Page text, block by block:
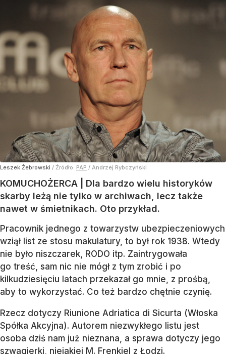
Leszek Żebrowski / Źródło: PAP / Andrzej Rybczyński
KOMUCHOŻERCA | Dla bardzo wielu historyków
skarby leżą nie tylko w archiwach, lecz także
nawet w śmietnikach. Oto przykład.
Pracownik jednego z towarzystw ubezpieczeniowych
wziął list ze stosu makulatury, to był rok 1938. Wtedy
nie było niszczarek, RODO itp. Zaintrygowała
go treść, sam nic nie mógł z tym zrobić i po
kilkudziesięciu latach przekazał go mnie, z prośbą,
aby to wykorzystać. Co też bardzo chętnie czynię.
Rzecz dotyczy Riunione Adriatica di Sicurta (Włoska
Spółka Akcyjna). Autorem niezwykłego listu jest
osoba dziś nam już nieznana, a sprawa dotyczy jego
szwagierki, niejakiej M. Frenkiel z Łodzi.